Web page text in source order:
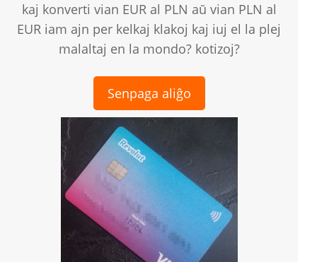
kaj konverti vian EUR al PLN aŭ vian PLN al
EUR iam ajn per kelkaj klakoj kaj iuj el la plej
malaltaj en la mondo? kotizoj?
Senpaga aliĝo